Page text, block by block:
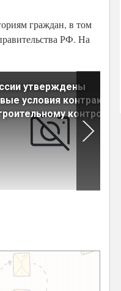
граждан, в том
РФ. На
утверждены
условия контрактов
контролю